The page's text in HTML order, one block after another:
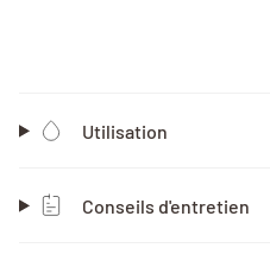
Utilisation
Conseils d'entretien